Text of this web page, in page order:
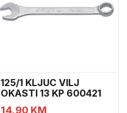
125/1 KLJUC VILJ
OKASTI 13 KP 600421
14,90 KM